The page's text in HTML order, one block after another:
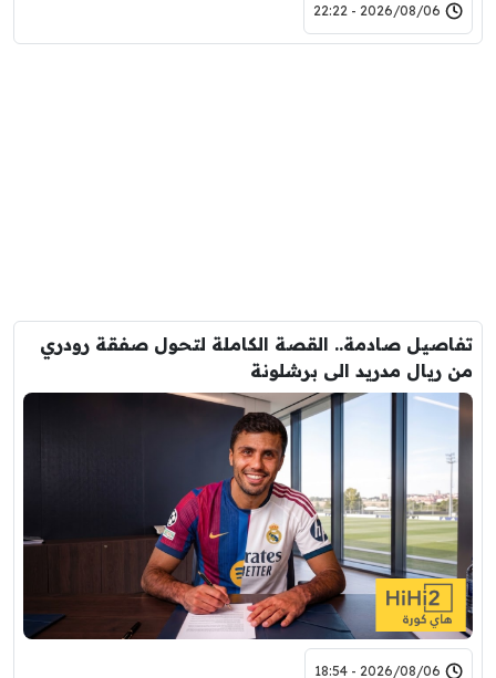
2026/08/06 - 22:22
صادمة.. القصة الكاملة لتحول صفقة رودري
مدريد الى برشلونة
2026/08/06 - 18:54